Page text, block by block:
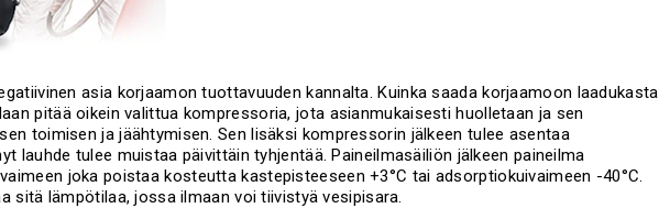
asia korjaamon tuottavuuden kannalta. Kuinka saada korjaamoon laadukasta
pitää oikein valittua kompressoria, jota asianmukaisesti huolletaan ja sen
toimisen ja jäähtymisen. Sen lisäksi kompressorin jälkeen tulee asentaa
lauhde tulee muistaa päivittäin tyhjentää. Paineilmasäiliön jälkeen paineilma
joka poistaa kosteutta kastepisteeseen +3°C tai adsorptiokuivaimeen -40°C.
sitä lämpötilaa, jossa ilmaan voi tiivistyä vesipisara.